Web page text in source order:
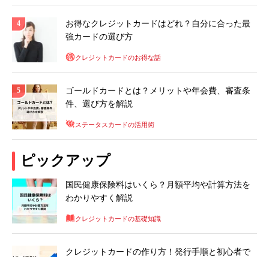
お得なクレジットカードはどれ？自分に合った最
強カードの選び方
クレジットカードのお得な話
ゴールドカードとは？メリットや年会費、審査条
件、選び方を解説
ステータスカードの活用術
ピックアップ
国民健康保険料はいくら？月額平均や計算方法を
わかりやすく解説
クレジットカードの基礎知識
クレジットカードの作り方！発行手順と初心者で